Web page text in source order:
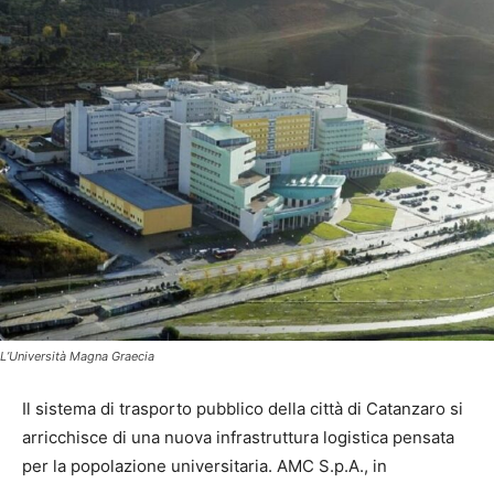
L’Università Magna Graecia
Il sistema di trasporto pubblico della città di Catanzaro si
arricchisce di una nuova infrastruttura logistica pensata
per la popolazione universitaria. AMC S.p.A., in